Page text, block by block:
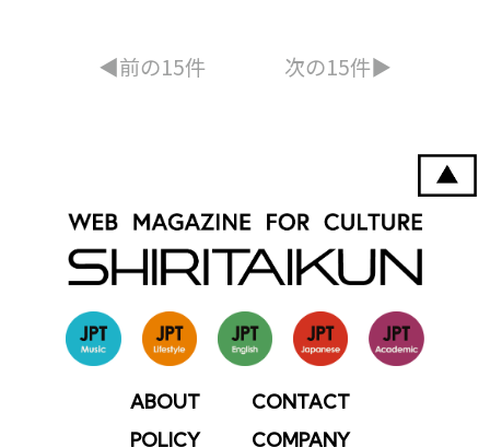
◀︎前の15件 次の15件▶︎
ABOUT
CONTACT
POLICY
COMPANY